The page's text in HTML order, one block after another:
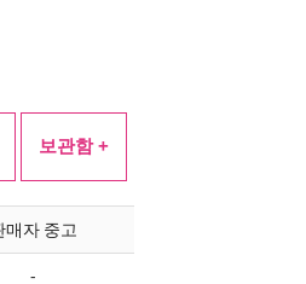
보관함 +
매자 중고
-